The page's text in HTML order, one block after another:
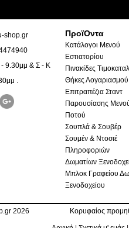
shop.gr
9.30μμ & Σ - Κ
.
ΠροϊΟντα
Κατάλογοι Μενού
Εστιατορίου
Πινακίδες
Θήκες Λογαριασμού
Επιτραπέζια Σταντ
Παρουσίασης
Ποτού
Σουπλά & Σουβέρ
Σουμέν & Ντοσιέ
Πληροφοριών
Δωματίων
Μπλοκ Γραφείου
Ξενοδοχείου
2026 Κορυφαίος